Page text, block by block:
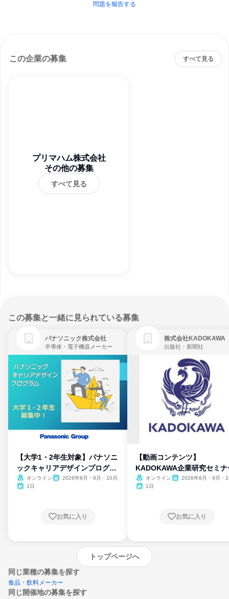
問題を報告する
この企業の募集 すべて見る
プリマハム株式会社
その他の募集
すべて見る
この募集と一緒に見られている募集
パナソニック株式会社
半導体・電子機器メーカー
【大学1・2年生対象】パナソニ
ックキャリアデザインプログラ
ム
オンライン
2026年8月・9月・10月
1日
お気に入り
株式会社KADOKAWA
出版社・新聞社
【動画コンテンツ】
KADOKAWA企業研究セミナ
オンライン
2026年8月・9月・
1日
お気に入り
トップページへ
同じ業種の募集を探す
食品・飲料メーカー
同じ開催地の募集を探す